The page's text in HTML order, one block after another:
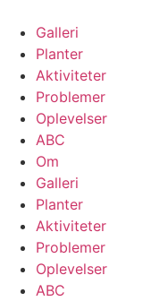
content
Galleri
Planter
Aktiviteter
Problemer
Oplevelser
ABC
Om
Galleri
Planter
Aktiviteter
Problemer
Oplevelser
ABC